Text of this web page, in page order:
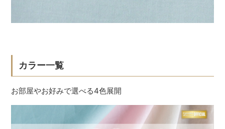
カラー一覧
お部屋やお好みで選べる4色展開